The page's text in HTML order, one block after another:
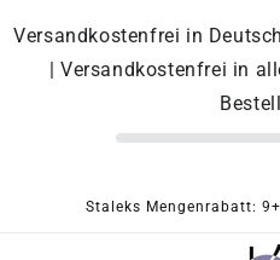
Versandkostenfrei in
| Versandkostenfrei in
zum
Inhalt
Staleks Mengenrabatt: